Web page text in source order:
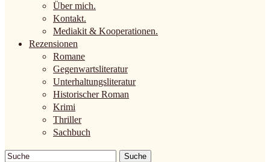
Über mich.
Kontakt.
Mediakit & Kooperationen.
Rezensionen
Romane
Gegenwartsliteratur
Unterhaltungsliteratur
Historischer Roman
Krimi
Thriller
Sachbuch
Suche